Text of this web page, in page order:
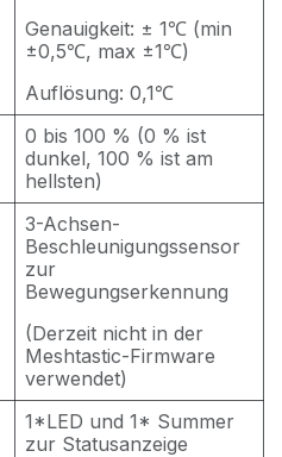
Genauigkeit: ± 1℃ (min
±0,5℃, max ±1℃)
Auflösung: 0,1℃
0 bis 100 % (0 % ist
dunkel, 100 % ist am
hellsten)
3-Achsen-
Beschleunigungssensor
zur
Bewegungserkennung
(Derzeit nicht in der
Meshtastic-Firmware
verwendet)
1*LED und 1* Summer
zur Statusanzeige